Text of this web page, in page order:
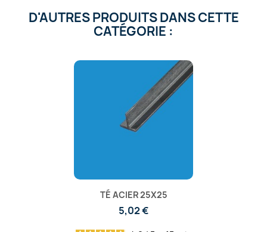
D'AUTRES PRODUITS DANS CETTE
CATÉGORIE :
TÉ ACIER 25X25
5,02 €